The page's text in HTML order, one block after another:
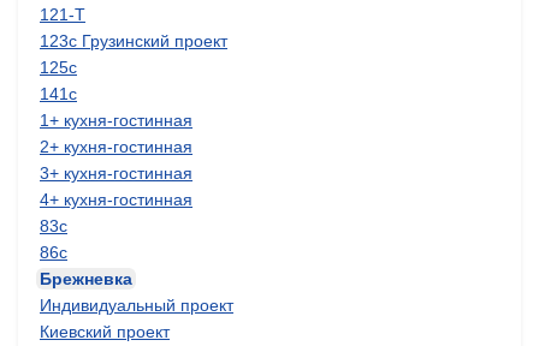
121-Т
123с Грузинский проект
125с
141с
1+ кухня-гостинная
2+ кухня-гостинная
3+ кухня-гостинная
4+ кухня-гостинная
83с
86с
Брежневка
Индивидуальный проект
Киевский проект